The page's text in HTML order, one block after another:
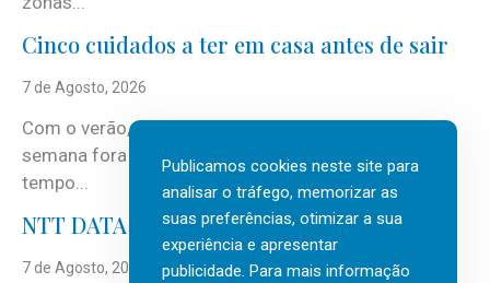
Cinco cuidados a ter em casa antes de sair
7 de Agosto, 2026
Com o verão, chegam também as férias, os fins-de-
semana fora e os dias em que a casa fica mais
tempo...
NTT DATA Insurtech Global Outlook 2026
7 de Agosto, 2026
Publicamos cookies neste site para
analisar o tráfego, memorizar as
suas preferências, otimizar a sua
experiência e apresentar
publicidade. Para mais informação